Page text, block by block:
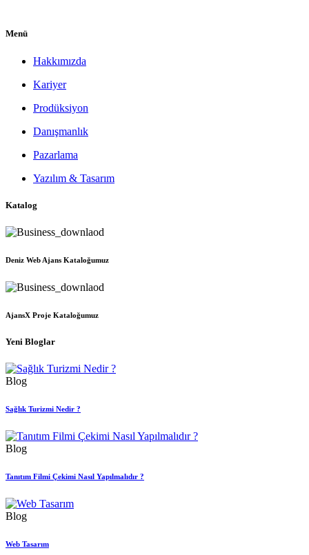
Menü
Hakkımızda
Kariyer
Prodüksiyon
Danışmanlık
Pazarlama
Yazılım & Tasarım
Katalog
Deniz Web Ajans Kataloğumuz
AjansX Proje Kataloğumuz
Yeni Bloglar
Blog
Sağlık Turizmi Nedir ?
Blog
Tanıtım Filmi Çekimi Nasıl Yapılmalıdır ?
Blog
Web Tasarım